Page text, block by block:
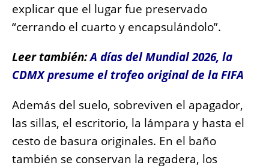
explicar que el lugar fue preservado
“cerrando el cuarto y encapsulándolo”.
Leer también:A días del Mundial 2026, la
CDMX presume el trofeo original de la FIFA
Además del suelo, sobreviven el apagador,
las sillas, el escritorio, la lámpara y hasta el
cesto de basura originales. En el baño
también se conservan la regadera, los